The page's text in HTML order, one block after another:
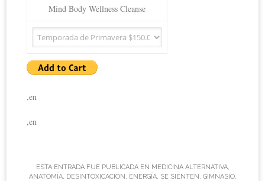
Mind Body Wellness Cleanse
,en
,en
ESTA ENTRADA FUE PUBLICADA EN MEDICINA ALTERNATIVA,
ANATOMÍA, DESINTOXICACIÓN, ENERGÍA, SE SIENTEN, GIMNASIO,